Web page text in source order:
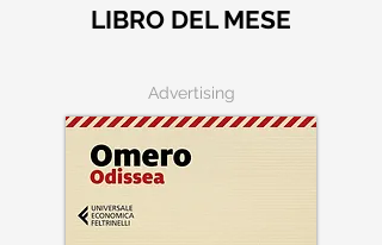
LIBRO DEL MESE
Advertising